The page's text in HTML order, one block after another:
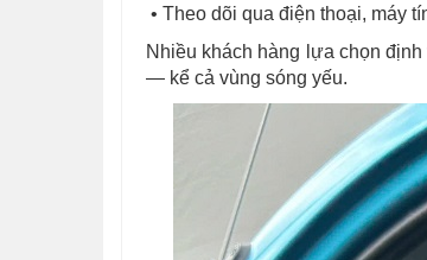
• Theo dõi qua điện thoại, máy
Nhiều khách hàng lựa chọn
— kể cả vùng sóng yếu.